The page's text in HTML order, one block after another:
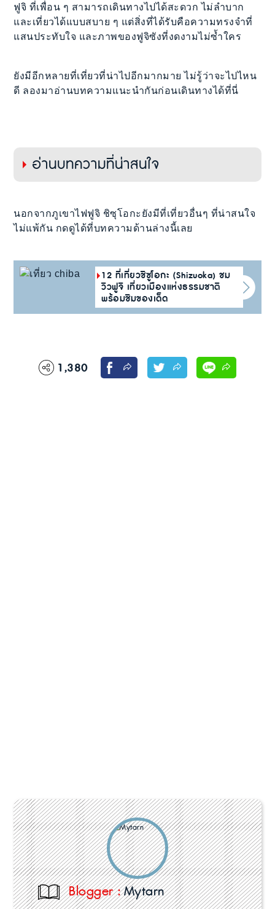
ฟูจิ ที่เพื่อน ๆ สามารถเดินทางไปได้สะดวก ไม่ลำบาก
และเที่ยวได้แบบสบาย ๆ แต่สิ่งที่ได้รับคือความทรงจำที่
แสนประทับใจ และภาพของฟูจิซังที่งดงามไม่ซ้ำใคร
ยังมีอีกหลายที่เที่ยวที่น่าไปอีกมากมาย ไม่รู้ว่าจะไปไหน
ดี ลองมาอ่านบทความแนะนำกันก่อนเดินทางได้ที่นี่
อ่านบทความที่น่าสนใจ
นอกจากภูเขาไฟฟูจิ ชิซุโอกะยังมีที่เที่ยวอื่นๆ ที่น่าสนใจ
ไม่แพ้กัน กดดูได้ที่บทความด้านล่างนี้เลย
12 ที่เที่ยวชิซูโอกะ (Shizuoka) ชม
วิวฟูจิ เที่ยวเมืองแห่งธรรมชาติ
พร้อมชิมของเด็ด
1,380
Blogger :Mytarn